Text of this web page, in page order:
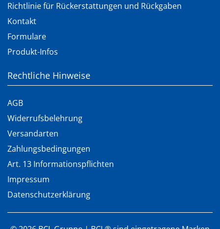
Richtlinie für Rückerstattungen und Rückgaben
Kontakt
Formulare
Produkt-Infos
Rechtliche Hinweise
AGB
Widerrufsbelehrung
Versandarten
Zahlungsbedingungen
Art. 13 Informationspflichten
Impressum
Datenschutzerklärung